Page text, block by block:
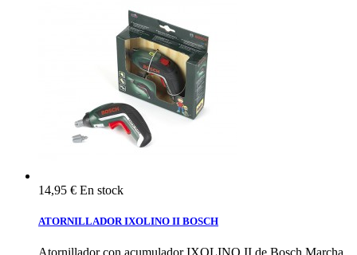
14,95 € En stock
ATORNILLADOR IXOLINO II BOSCH